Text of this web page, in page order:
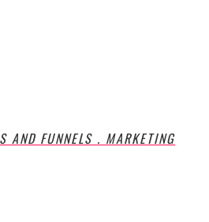
AND FUNNELS . MARKETING